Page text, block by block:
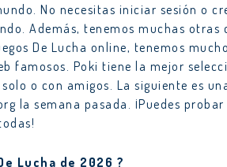
No necesitas iniciar sesión o
Además, tenemos muchas
De Lucha online, tenemos
famosos. Poki tiene la mejor
o con amigos. La siguiente es
la semana pasada. ¡Puedes
Lucha de 2026 ?